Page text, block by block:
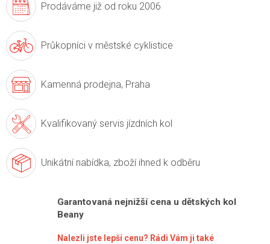
Prodáváme již od roku 2006
Průkopníci v městské cyklistice
Kamenná prodejna, Praha
Kvalifikovaný servis jízdních kol
Unikátní nabídka, zboží ihned k odběru
Garantovaná nejnižší cena u dětských kol
Beany
Nalezli jste lepší cenu? Rádi Vám ji také